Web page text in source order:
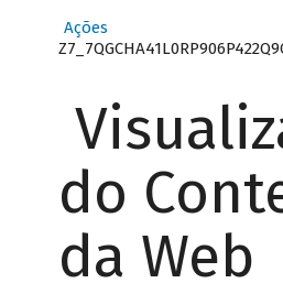
Ações
do
da Web